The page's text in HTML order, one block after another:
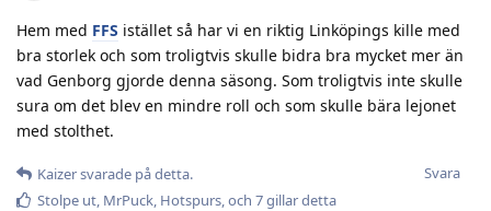
Hem med FFS istället så har vi en riktig Linköpings kille med
bra storlek och som troligtvis skulle bidra bra mycket mer än
vad Genborg gjorde denna säsong. Som troligtvis inte skulle
sura om det blev en mindre roll och som skulle bära lejonet
med stolthet.
Svara
Kaizersvarade på detta.
Stolpe ut, MrPuck, Hotspurs, och 7gillar detta